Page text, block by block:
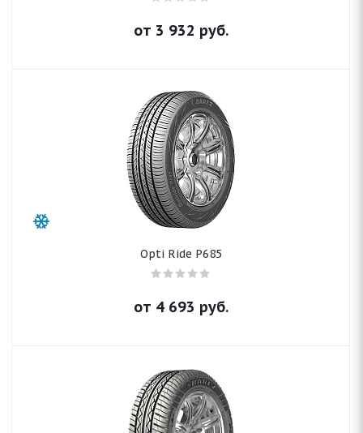
от 3 932 руб.
Opti Ride P685
от 4 693 руб.